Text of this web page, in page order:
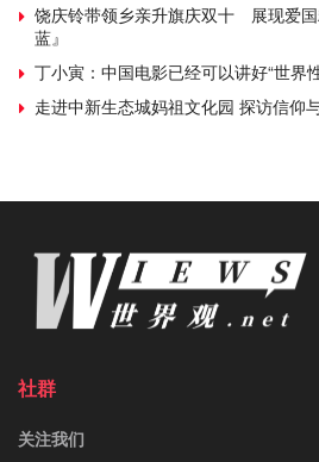
饶庆铃带领乡亲升旗庆双十 展现爱
蓝』
丁小寅：中国电影已经可以讲好“世界
走进中新生态城妈祖文化园 探访信仰
社群
关注我们